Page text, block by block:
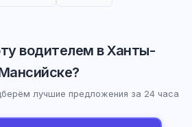
водителем в Ханты-
лучшие предложения за 24 часа